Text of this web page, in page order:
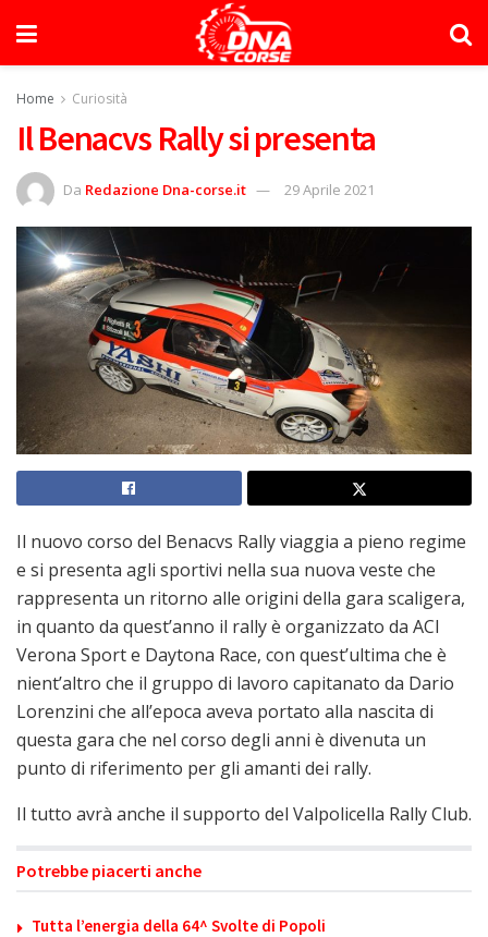
Home Curiosità
Il Benacvs Rally si presenta
Da Redazione Dna-corse.it 29 Aprile 2021
Il nuovo corso del Benacvs Rally viaggia a pieno regime
e si presenta agli sportivi nella sua nuova veste che
rappresenta un ritorno alle origini della gara scaligera,
in quanto da quest’anno il rally è organizzato da ACI
Verona Sport e Daytona Race, con quest’ultima che è
nient’altro che il gruppo di lavoro capitanato da Dario
Lorenzini che all’epoca aveva portato alla nascita di
questa gara che nel corso degli anni è divenuta un
punto di riferimento per gli amanti dei rally.
Il tutto avrà anche il supporto del Valpolicella Rally Club.
Potrebbe piacerti anche
Tutta l’energia della 64^ Svolte di Popoli